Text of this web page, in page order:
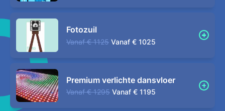
Fotozuil
Vanaf € 1125 Vanaf € 1025
Premium verlichte dansvloer
Vanaf € 1295 Vanaf € 1195